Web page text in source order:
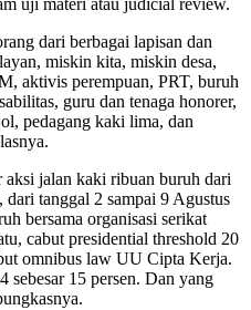
uji materi atau judicial review.
dari berbagai lapisan dan
miskin kita, miskin desa,
aktivis perempuan, PRT, buruh
guru dan tenaga honorer,
pedagang kaki lima, dan
aksi jalan kaki ribuan buruh dari
dari tanggal 2 sampai 9 Agustus
bersama organisasi serikat
cabut presidential threshold 20
omnibus law UU Cipta Kerja.
sebesar 15 persen. Dan yang